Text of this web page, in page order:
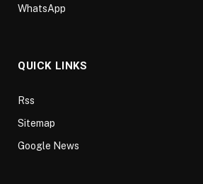
WhatsApp
QUICK LINKS
Rss
Sitemap
Google News